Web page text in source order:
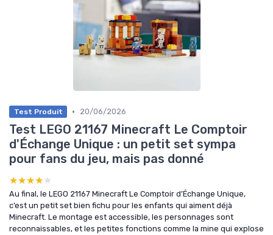
Test Produit • 20/06/2026
Test LEGO 21167 Minecraft Le Comptoir
d'Échange Unique : un petit set sympa
pour fans du jeu, mais pas donné
★★★★★
★★★★★
Au final, le LEGO 21167 Minecraft Le Comptoir d’Échange Unique,
c’est un petit set bien fichu pour les enfants qui aiment déjà
Minecraft. Le montage est accessible, les personnages sont
reconnaissables, et les petites fonctions comme la mine qui explose